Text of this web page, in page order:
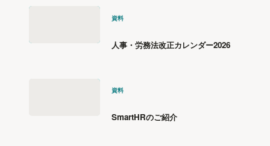
資料
人事・労務法改正カレンダー2026
資料
SmartHRのご紹介